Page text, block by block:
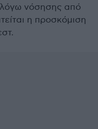
νόσησης από
η προσκόμιση